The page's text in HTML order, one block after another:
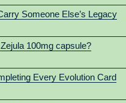
Someone Else’s Legacy
100mg capsule?
Every Evolution Card